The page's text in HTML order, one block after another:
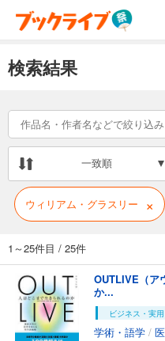
検索結果
一致順
ウィリアム・グラスリー ×
1～25件目 / 25件
OUTLIVE（ア
か...
ビジネス・実用
学術・語学 /